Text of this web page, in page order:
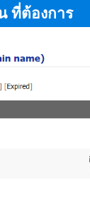
ที่ต้องการ